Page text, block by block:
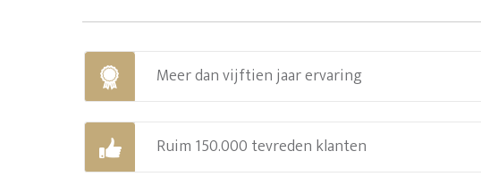
Meer dan vijftien jaar ervaring
Ruim 150.000 tevreden klanten